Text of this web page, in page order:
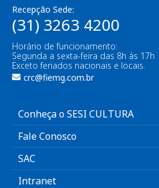
Recepção Sede:
(31) 3263 4200
Horário de funcionamento:
Segunda a sexta-feira das 8h às 17h
Exceto feriados nacionais e locais.
crc@fiemg.com.br
Conheça o SESI CULTURA
Fale Conosco
SAC
Intranet